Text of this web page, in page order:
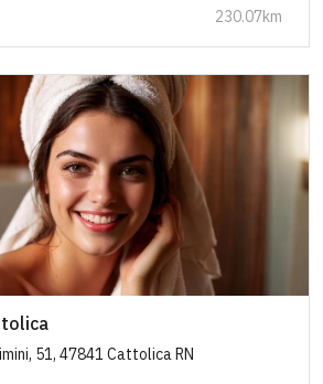
230.07km
51, 47841 Cattolica RN